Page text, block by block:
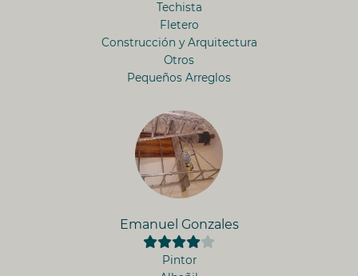
Techista
Fletero
Construcción y Arquitectura
Otros
Pequeños Arreglos
Emanuel Gonzales
Pintor